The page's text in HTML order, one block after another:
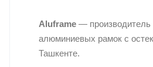
Aluframe —
алюминиевых рамок с
Ташкенте.